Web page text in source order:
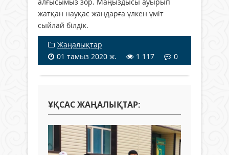
жатқан науқас жандарға үлкен үміт
сыйлай білдік.
Жаңалықтар
01 тамыз 2020 ж.
1 117 0
ҰҚСАС ЖАҢАЛЫҚТАР: